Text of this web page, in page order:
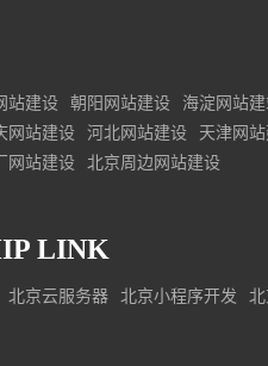
站建设 朝阳网站建设
海淀网站
网站建设 河北网站建设
天津网
网站建设 北京周边网站建设
LINK
北京云服务器 北京小程序开发